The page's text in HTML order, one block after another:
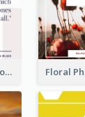
Macaron Dessert Food Facebook Post